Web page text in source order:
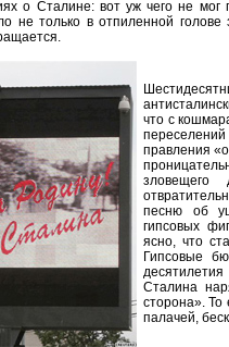
о Сталине: вот уж чего не
не только в отпиленной голове
что с
правления
зловещего
песню об
гипсовых
ясно, что
Гипсовые
Сталина
сторона». То
палачей,